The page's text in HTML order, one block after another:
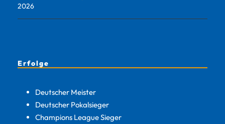
2026
Erfolge
Deutscher Meister
Deutscher Pokalsieger
Champions League Sieger